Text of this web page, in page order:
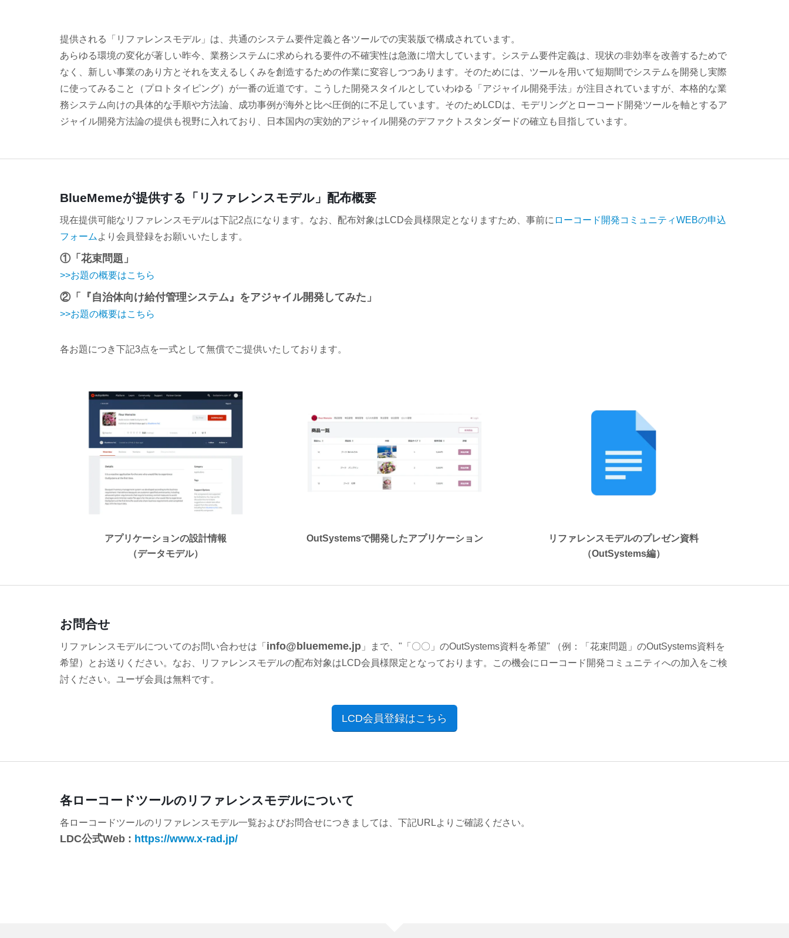
提供される「リファレンスモデル」は、共通のシステム要件定義と各ツールでの実装版で構成されています。
あらゆる環境の変化が著しい昨今、業務システムに求められる要件の不確実性は急激に増大しています。システム要件定義は、現状の非効率を改善するためで
なく、新しい事業のあり方とそれを支えるしくみを創造するための作業に変容しつつあります。そのためには、ツールを用いて短期間でシステムを開発し実際
に使ってみること（プロトタイピング）が一番の近道です。こうした開発スタイルとしていわゆる「アジャイル開発手法」が注目されていますが、本格的な業
務システム向けの具体的な手順や方法論、成功事例が海外と比べ圧倒的に不足しています。そのためLCDは、モデリングとローコード開発ツールを軸とするア
ジャイル開発方法論の提供も視野に入れており、日本国内の実効的アジャイル開発のデファクトスタンダードの確立も目指しています。
BlueMemeが提供する「リファレンスモデル」配布概要
現在提供可能なリファレンスモデルは下記2点になります。なお、配布対象はLCD会員様限定となりますため、事前に ローコード開発コミュニティWEBの申込
フォーム より会員登録をお願いいたします。
①「花束問題」
>>お題の概要はこちら
②「『自治体向け給付管理システム』をアジャイル開発してみた」
>>お題の概要はこちら
各お題につき下記3点を一式として無償でご提供いたしております。
アプリケーションの設計情報
（データモデル）
OutSystemsで開発したアプリケーション
リファレンスモデルのプレゼン資料
（OutSystems編）
お問合せ
リファレンスモデルについてのお問い合わせは「info@bluememe.jp 」まで、"「〇〇」のOutSystems資料を希望" （例：「花束問題」のOutSystems資料を
希望）とお送りください。なお、リファレンスモデルの配布対象はLCD会員様限定となっております。この機会にローコード開発コミュニティへの加入をご検
討ください。ユーザ会員は無料です。
LCD会員登録はこちら
各ローコードツールのリファレンスモデルについて
各ローコードツールのリファレンスモデル一覧およびお問合せにつきましては、下記URLよりご確認ください。
LDC公式Web : https://www.x-rad.jp/